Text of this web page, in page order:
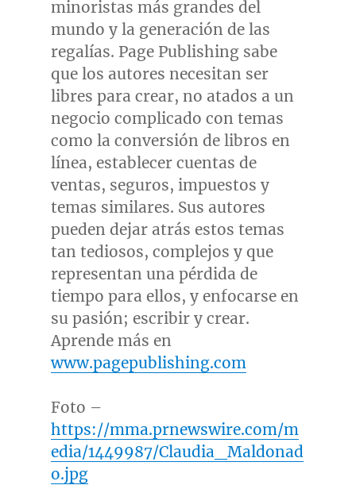
minoristas más grandes del
mundo y la generación de las
regalías. Page Publishing sabe
que los autores necesitan ser
libres para crear, no atados a un
negocio complicado con temas
como la conversión de libros en
línea, establecer cuentas de
ventas, seguros, impuestos y
temas similares. Sus autores
pueden dejar atrás estos temas
tan tediosos, complejos y que
representan una pérdida de
tiempo para ellos, y enfocarse en
su pasión; escribir y crear.
Aprende más en
www.pagepublishing.com
Foto –
https://mma.prnewswire.com/m
edia/1449987/Claudia_Maldonad
o.jpg